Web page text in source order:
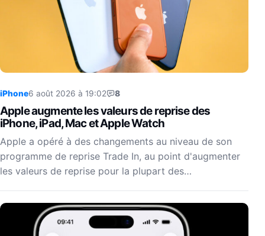
iPhone6 août 2026 à 19:02 8
Apple augmente les valeurs de reprise des
iPhone, iPad, Mac et Apple Watch
Apple a opéré à des changements au niveau de son
programme de reprise Trade In, au point d'augmenter
les valeurs de reprise pour la plupart des…